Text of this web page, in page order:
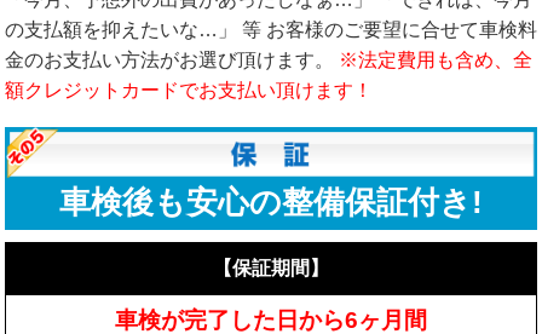
の支払額を抑えたいな…」 等 お客様のご要望に合せて車検料
金のお支払い方法がお選び頂けます。
※法定費用も含め、全
額クレジットカードでお支払い頂けます！
車検後も安心の整備保証付き!
【保証期間】
車検が完了した日から6ヶ月間